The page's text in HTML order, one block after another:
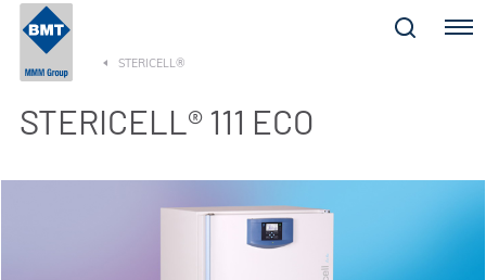
Menu
STERICELL®
STERICELL® 111 ECO